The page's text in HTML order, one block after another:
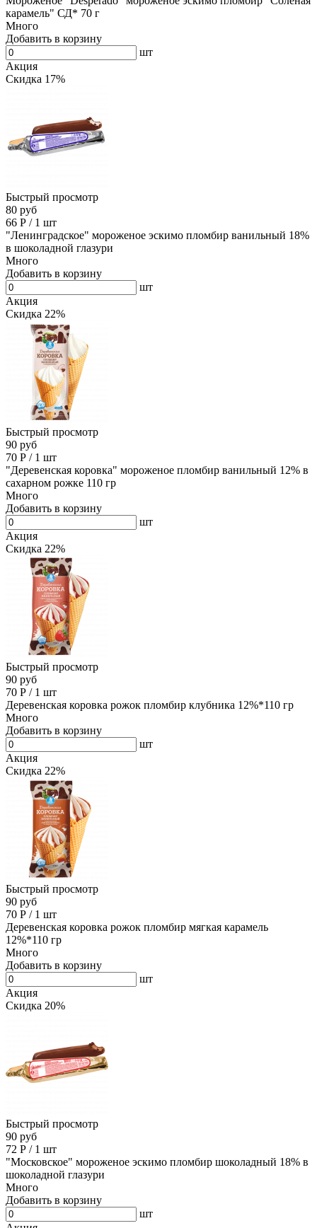
карамель" СД* 70 г
Много
Добавить в корзину
шт
Акция
Скидка 17%
Быстрый просмотр
80 руб
66 Р / 1 шт
"Ленинградское" мороженое эскимо пломбир ванильный 18%
в шоколадной глазури
Много
Добавить в корзину
шт
Акция
Скидка 22%
Быстрый просмотр
90 руб
70 Р / 1 шт
"Деревенская коровка" мороженое пломбир ванильный 12% в
сахарном рожке 110 гр
Много
Добавить в корзину
шт
Акция
Скидка 22%
Быстрый просмотр
90 руб
70 Р / 1 шт
Деревенская коровка рожок пломбир клубника 12%*110 гр
Много
Добавить в корзину
шт
Акция
Скидка 22%
Быстрый просмотр
90 руб
70 Р / 1 шт
Деревенская коровка рожок пломбир мягкая карамель
12%*110 гр
Много
Добавить в корзину
шт
Акция
Скидка 20%
Быстрый просмотр
90 руб
72 Р / 1 шт
"Московское" мороженое эскимо пломбир шоколадный 18% в
шоколадной глазури
Много
Добавить в корзину
шт